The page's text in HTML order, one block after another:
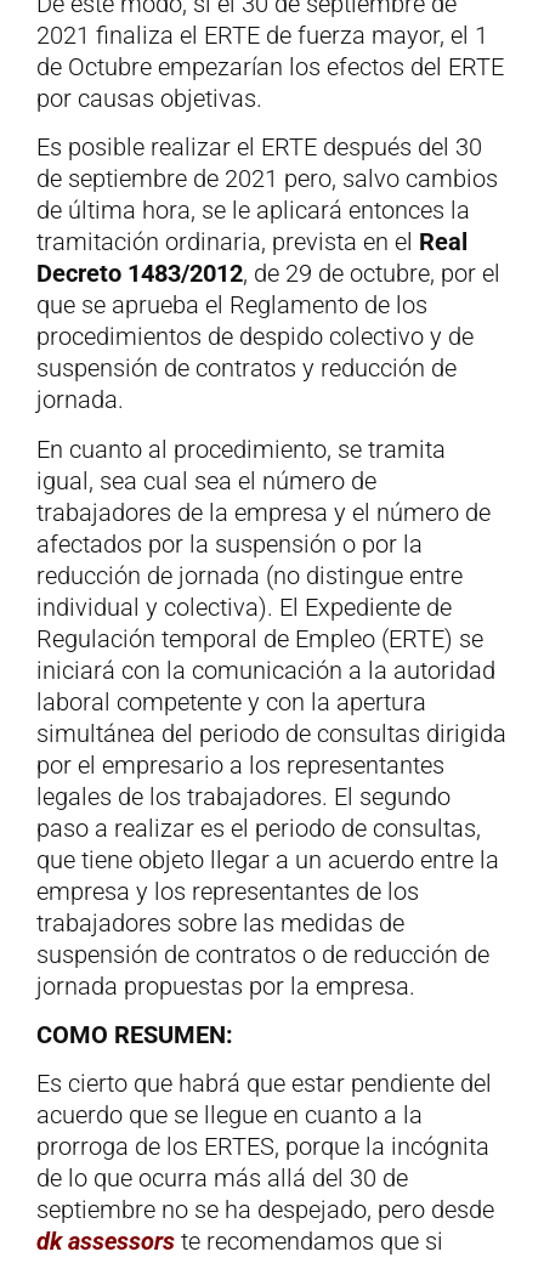
2021 finaliza el ERTE de fuerza mayor, el 1
de Octubre empezarían los efectos del ERTE
por causas objetivas.
Es posible realizar el ERTE después del 30
de septiembre de 2021 pero, salvo cambios
de última hora, se le aplicará entonces la
tramitación ordinaria, prevista en el Real
Decreto 1483/2012, de 29 de octubre, por el
que se aprueba el Reglamento de los
procedimientos de despido colectivo y de
suspensión de contratos y reducción de
jornada.
En cuanto al procedimiento, se tramita
igual, sea cual sea el número de
trabajadores de la empresa y el número de
afectados por la suspensión o por la
reducción de jornada (no distingue entre
individual y colectiva). El Expediente de
Regulación temporal de Empleo (ERTE) se
iniciará con la comunicación a la autoridad
laboral competente y con la apertura
simultánea del periodo de consultas dirigida
por el empresario a los representantes
legales de los trabajadores. El segundo
paso a realizar es el periodo de consultas,
que tiene objeto llegar a un acuerdo entre la
empresa y los representantes de los
trabajadores sobre las medidas de
suspensión de contratos o de reducción de
jornada propuestas por la empresa.
COMO RESUMEN:
Es cierto que habrá que estar pendiente del
acuerdo que se llegue en cuanto a la
prorroga de los ERTES, porque la incógnita
de lo que ocurra más allá del 30 de
septiembre no se ha despejado, pero desde
dk assessors te recomendamos que si